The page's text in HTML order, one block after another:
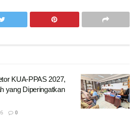
KUA-PPAS 2027,
yang Diperingatkan
0